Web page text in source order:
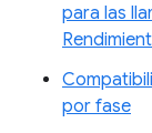
para las
por fase